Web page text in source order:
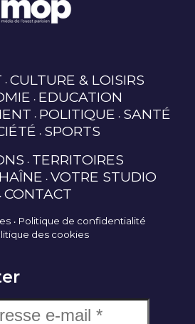
CULTURE & LOISIRS
EDUCATION
POLITIQUE SANTÉ
SPORTS
TERRITOIRES
VOTRE STUDIO
CONTACT
Politique de confidentialité
des cookies